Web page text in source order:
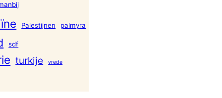
Palestijnen palmyra
sdf
turkije vrede